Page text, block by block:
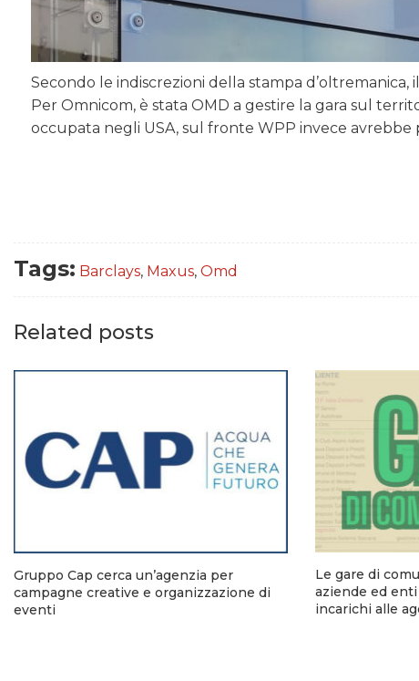
Secondo le indiscrezioni della stampa
Per Omnicom, è stata OMD a gestire la gara sul
occupata negli USA, sul fronte WPP invece avrebbe
Tags: Barclays, Maxus, Omd
Related posts
Gruppo Cap cerca un’agenzia per
campagne creative e organizzazione di
eventi
Le gare di
aziende ed
incarichi alle